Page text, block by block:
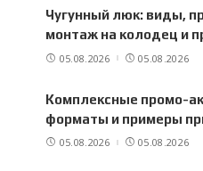
Чугунный люк: виды,
монтаж на колодец и
05.08.2026 05.08.2026
Комплексные промо-
форматы и примеры
05.08.2026 05.08.2026